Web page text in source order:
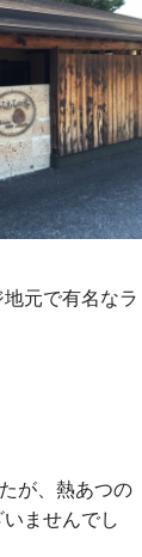
元で有名なラ
が、熱あつの
ませんでし